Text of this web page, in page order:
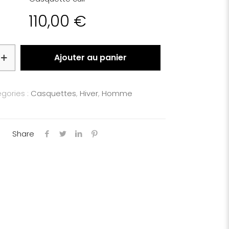
110,00 €
Ajouter au panier
: Casquettes, Hiver, Homme
Share